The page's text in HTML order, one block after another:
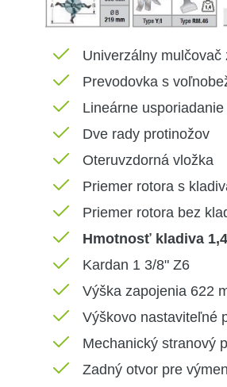
Univerzálny mulčovač
Prevodovka s
Lineárne
Dve rady protinožov
Oteruvzdorná vložka
Priemer rotora s
Priemer rotora bez
Hmotnosť kladiva
Kardan 1 3/8" Z6
Výška zapojenia 622
Výškovo nastaviteľné
Mechanický stranový
Zadný otvor pre